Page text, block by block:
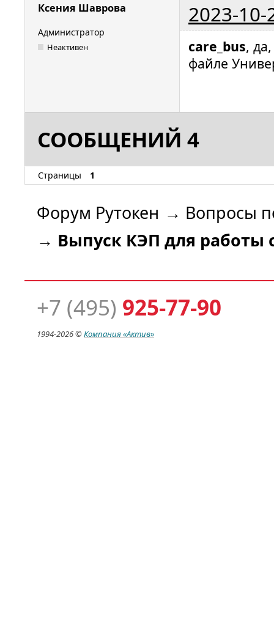
Ксения Шаврова 2023-10-
Администратор
Неактивен care_bus,
файле
СООБЩЕНИЙ 4
Страницы 1
Форум Рутокен → Вопросы
→ Выпуск КЭП для работы
+7 (495) 925-77-90
1994-2026 ©Компания«Актив»